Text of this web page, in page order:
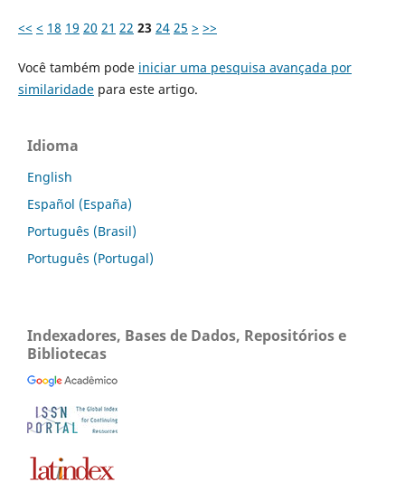
<< < 18 19 20 21 22 23 24 25 > >>
Você também pode iniciar uma pesquisa avançada por
similaridadepara este artigo.
Idioma
English
Español (España)
Português (Brasil)
Português (Portugal)
Indexadores, Bases de Dados, Repositórios e
Bibliotecas